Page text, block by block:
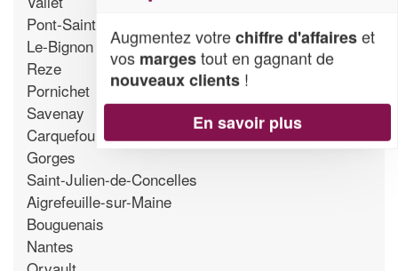
Pont-Saint-Martin
Le-Bignon
Reze
Pornichet
Savenay
Carquefou
Gorges
Saint-Julien-de-Concelles
Aigrefeuille-sur-Maine
Bouguenais
Nantes
Augmentez votrechiffre d'affaireset
vos margestout en gagnant de
nouveaux clients !
En savoir plus